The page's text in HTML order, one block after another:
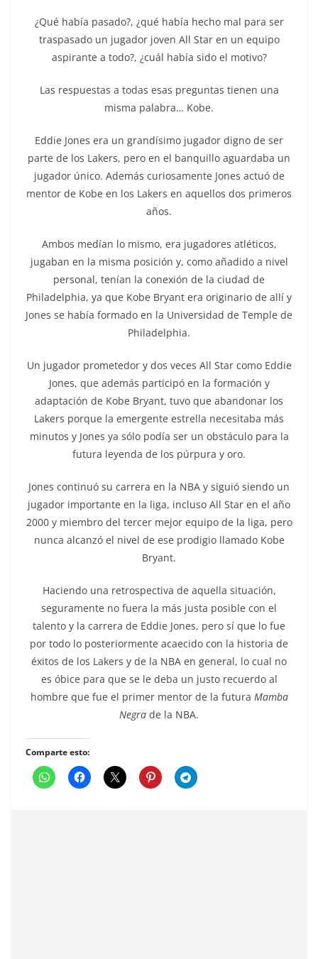
¿Qué había pasado?, ¿qué había hecho mal para ser
traspasado un jugador joven All Star en un equipo
aspirante a todo?, ¿cuál había sido el motivo?
Las respuestas a todas esas preguntas tienen una
misma palabra… Kobe.
Eddie Jones era un grandísimo jugador digno de ser
parte de los Lakers, pero en el banquillo aguardaba un
jugador único. Además curiosamente Jones actuó de
mentor de Kobe en los Lakers en aquellos dos primeros
años.
Ambos medían lo mismo, era jugadores atléticos,
jugaban en la misma posición y, como añadido a nivel
personal, tenían la conexión de la ciudad de
Philadelphia, ya que Kobe Bryant era originario de allí y
Jones se había formado en la Universidad de Temple de
Philadelphia.
Un jugador prometedor y dos veces All Star como Eddie
Jones, que además participó en la formación y
adaptación de Kobe Bryant, tuvo que abandonar los
Lakers porque la emergente estrella necesitaba más
minutos y Jones ya sólo podía ser un obstáculo para la
futura leyenda de los púrpura y oro.
Jones continuó su carrera en la NBA y siguió siendo un
jugador importante en la liga, incluso All Star en el año
2000 y miembro del tercer mejor equipo de la liga, pero
nunca alcanzó el nivel de ese prodigio llamado Kobe
Bryant.
Haciendo una retrospectiva de aquella situación,
seguramente no fuera la más justa posible con el
talento y la carrera de Eddie Jones, pero sí que lo fue
por todo lo posteriormente acaecido con la historia de
éxitos de los Lakers y de la NBA en general, lo cual no
es óbice para que se le deba un justo recuerdo al
hombre que fue el primer mentor de la futura Mamba
Negra de la NBA.
Comparte esto: